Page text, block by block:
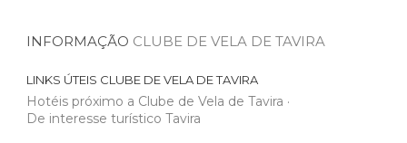
INFORMAÇÃO CLUBE DE VELA DE TAVIRA
LINKS ÚTEIS CLUBE DE VELA DE TAVIRA
Hotéis próximo a Clube de Vela de Tavira
De interesse turístico Tavira